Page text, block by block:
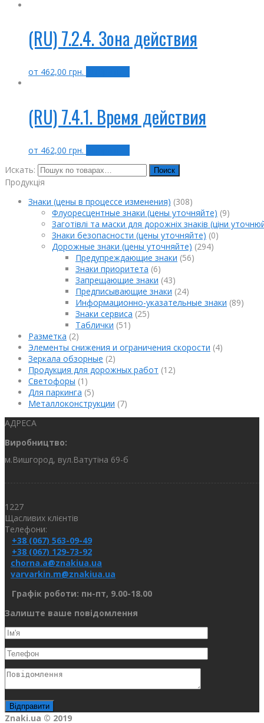
(RU) 7.2.4. Зона действия
от 462,00 грн.
(RU) 7.4.1. Время действия
от 462,00 грн.
Искать:
Поиск
Продукція
Знаки (цены в процессе изменения) (308)
Флуоресцентные знаки (цены уточняйте) (9)
Заготівлі та маски для дорожніх знаків (ціни
Знаки безопасности (цены уточняйте) (0)
Дорожные знаки (цены уточняйте) (294)
Предупреждающие знаки (56)
Знаки приоритета (6)
Запрещающие знаки (43)
Предписывающие знаки (24)
Информационно-указательные знаки (89)
Знаки сервиса (25)
Таблички (51)
Разметка (2)
Элементы снижения и ограничения скорости (4)
Зеркала обзорные (2)
Продукция для дорожных работ (12)
Светофоры (1)
Для паркинга (5)
Металлоконструкции (7)
АДРЕСА
Виробництво:
м.Вишгород, вул.Ватутіна 69-б
1227
Щасливих клієнтів
Телефони:
+38 (067) 563-09-49
+38 (067) 129-73-92
chorna.a@znakiua.ua
varvarkin.m@znakiua.ua
Графік роботи: пн-пт, 9.00-18.00
Залиште ваше повідомлення
Znaki.ua © 2019